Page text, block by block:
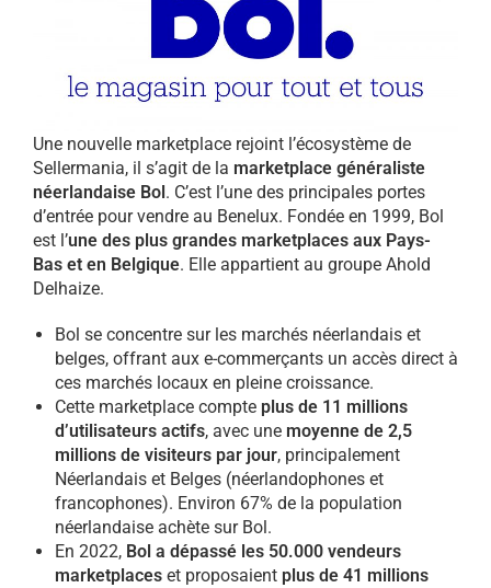
Une nouvelle marketplace rejoint l’écosystème de
Sellermania, il s’agit de la marketplace généraliste
néerlandaise Bol . C’est l’une des principales portes
d’entrée pour vendre au Benelux. Fondée en 1999, Bol
est l’une des plus grandes marketplaces aux Pays-
Bas et en Belgique. Elle appartient au groupe Ahold
Delhaize.
Bol se concentre sur les marchés néerlandais et
belges, offrant aux e-commerçants un accès direct à
ces marchés locaux en pleine croissance.
Cette marketplace compte plus de 11 millions
d’utilisateurs actifs, avec une moyenne de 2,5
millions de visiteurs par jour, principalement
Néerlandais et Belges (néerlandophones et
francophones). Environ 67% de la population
néerlandaise achète sur Bol.
En 2022, Bol a dépassé les 50.000 vendeurs
marketplaces et proposaient plus de 41 millions